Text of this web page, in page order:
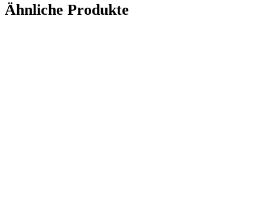
Ähnliche Produkte